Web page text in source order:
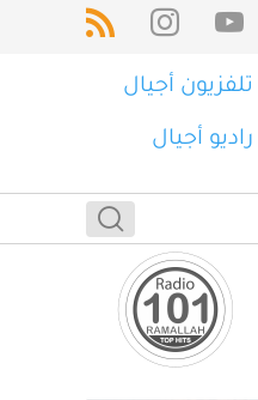
تلفزيون أجيال
راديو أجيال